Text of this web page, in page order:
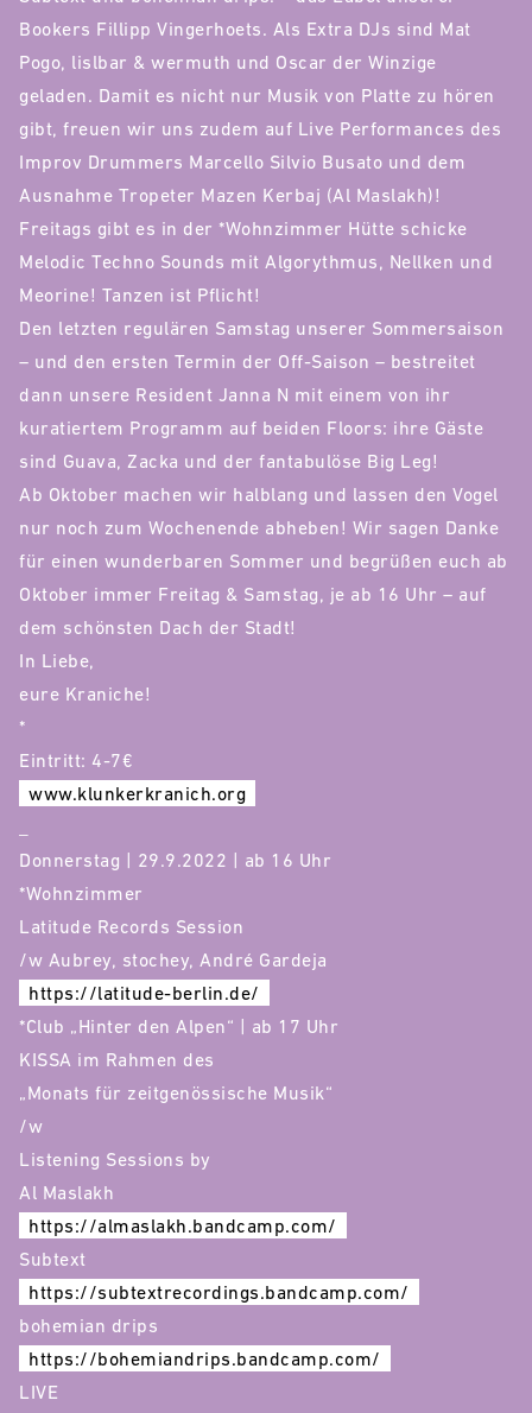
Bookers Fillipp Vingerhoets. Als Extra DJs sind Mat
Pogo, lislbar & wermuth und Oscar der Winzige
geladen. Damit es nicht nur Musik von Platte zu hören
gibt, freuen wir uns zudem auf Live Performances des
Improv Drummers Marcello Silvio Busato und dem
Ausnahme Tropeter Mazen Kerbaj (Al Maslakh)!
Freitags gibt es in der *Wohnzimmer Hütte schicke
Melodic Techno Sounds mit Algorythmus, Nellken und
Meorine! Tanzen ist Pflicht!
Den letzten regulären Samstag unserer Sommersaison
– und den ersten Termin der Off-Saison – bestreitet
dann unsere Resident Janna N mit einem von ihr
kuratiertem Programm auf beiden Floors: ihre Gäste
sind Guava, Zacka und der fantabulöse Big Leg!
Ab Oktober machen wir halblang und lassen den Vogel
nur noch zum Wochenende abheben! Wir sagen Danke
für einen wunderbaren Sommer und begrüßen euch ab
Oktober immer Freitag & Samstag, je ab 16 Uhr – auf
dem schönsten Dach der Stadt!
In Liebe,
eure Kraniche!
*
Eintritt: 4-7€
www.klunkerkranich.org
Donnerstag | 29.9.2022 | ab 16 Uhr
*Wohnzimmer
Latitude Records Session
/w Aubrey, stochey, André Gardeja
https://latitude-berlin.de/
*Club „Hinter den Alpen“ | ab 17 Uhr
KISSA im Rahmen des
„Monats für zeitgenössische Musik“
/w
Listening Sessions by
Al Maslakh
https://almaslakh.bandcamp.com/
Subtext
https://subtextrecordings.bandcamp.com/
bohemian drips
https://bohemiandrips.bandcamp.com/
LIVE